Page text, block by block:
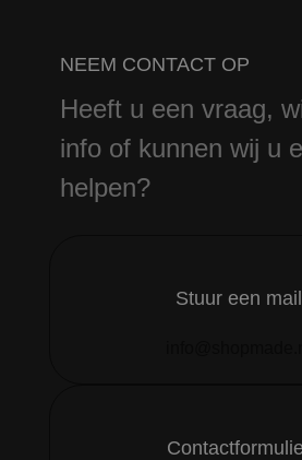
NEEM CONTACT OP
Heeft u een vraag,
info of kunnen wij u
helpen?
Stuur een mail